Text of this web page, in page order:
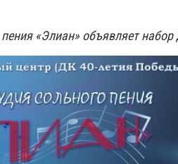
«Элиан» объявляет набор